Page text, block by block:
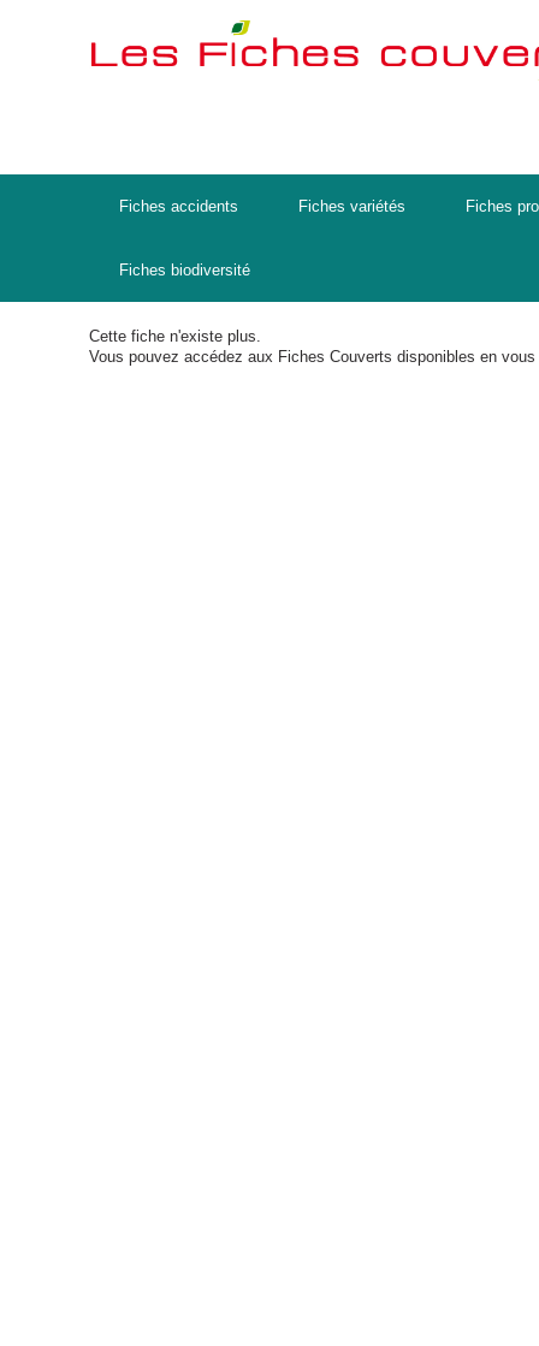
Fiches accidents Fiches variétés Fiches
Fiches biodiversité
Cette fiche n'existe plus.
Vous pouvez accédez aux Fiches Couverts disponibles en